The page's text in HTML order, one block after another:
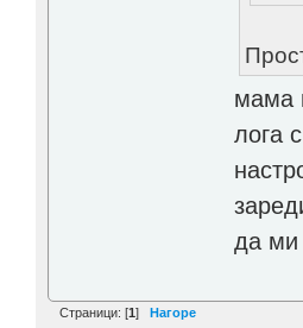
мама
лога
да ми
Страници: [1 ] Нагоре